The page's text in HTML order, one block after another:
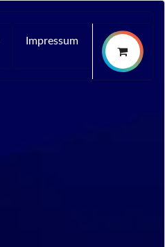
Impressum